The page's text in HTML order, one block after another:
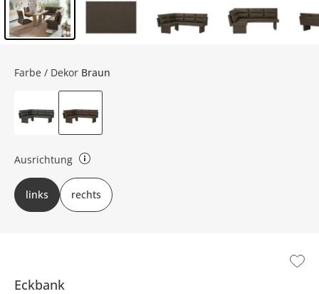
Eckbank
Farbe / Dekor Braun
Ausrichtung
Gibt an, auf welcher Seite der kurze Schenkel ist.
links rechts